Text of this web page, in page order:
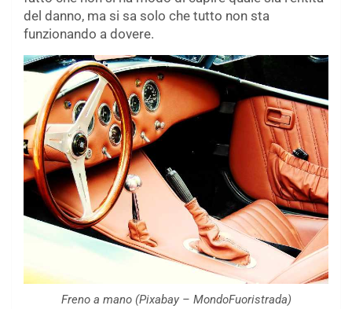
del danno, ma si sa solo che tutto non sta
funzionando a dovere.
Freno a mano (Pixabay – MondoFuoristrada)